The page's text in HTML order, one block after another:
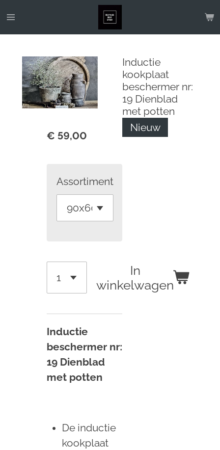
Ga
hoofdinhoud
Inductie
kookplaat
beschermer nr:
19 Dienblad
met potten
Nieuw
€ 59,00
Assortiment
In
winkelwagen
Inductie
beschermer nr:
19 Dienblad
met potten
De inductie
kookplaat